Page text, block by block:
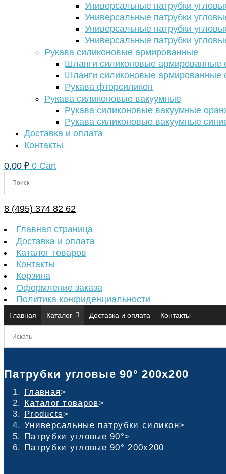
Универсальные патрубки
Универсальные патрубки
Универсальные патрубки
Универсальные патрубки
Рукава силиконовые армированные
Шланги силиконовые армированные
Шланги силиконовые армированные
Рукава фторсиликон
Рукава силиконовые вакуумные
Рукава силиконовые вакуумные
Рукава силиконовые вакуумные
Доставка и оплата
Контакты
0,00 ₽ 0 Cart
8 (495) 374 82 62
Главная страница
Доставка и оплата
Каталог товаров
Контакты
Корзина
Оформление заказа
Политика конфиденциальности
Главная Каталог Доставка и оплата Контакты
Патрубки угловые 90° 200х200
Главная>
Каталог товаров>
Products>
Универсальные патрубки силикон>
Патрубки угловые 90°>
Патрубки угловые 90° 200х200